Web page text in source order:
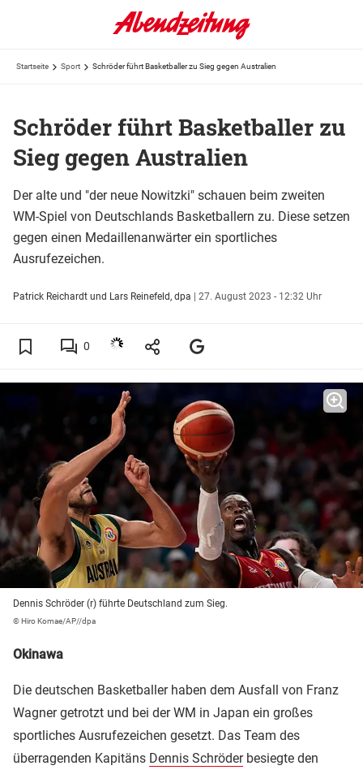
Startseite Sport Schröder führt Basketballer zu Sieg gegen Australien
Schröder führt Basketballer zu
Sieg gegen Australien
Der alte und "der neue Nowitzki" schauen beim zweiten
WM-Spiel von Deutschlands Basketballern zu. Diese setzen
gegen einen Medaillenanwärter ein sportliches
Ausrufezeichen.
Patrick Reichardt und Lars Reinefeld, dpa | 27. August 2023 - 12:32 Uhr
0
Dennis Schröder (r) führte Deutschland zum Sieg.
© Hiro Komae/AP//dpa
Okinawa
Die deutschen Basketballer haben dem Ausfall von Franz
Wagner getrotzt und bei der WM in Japan ein großes
sportliches Ausrufezeichen gesetzt. Das Team des
überragenden Kapitäns Dennis Schröderbesiegte den